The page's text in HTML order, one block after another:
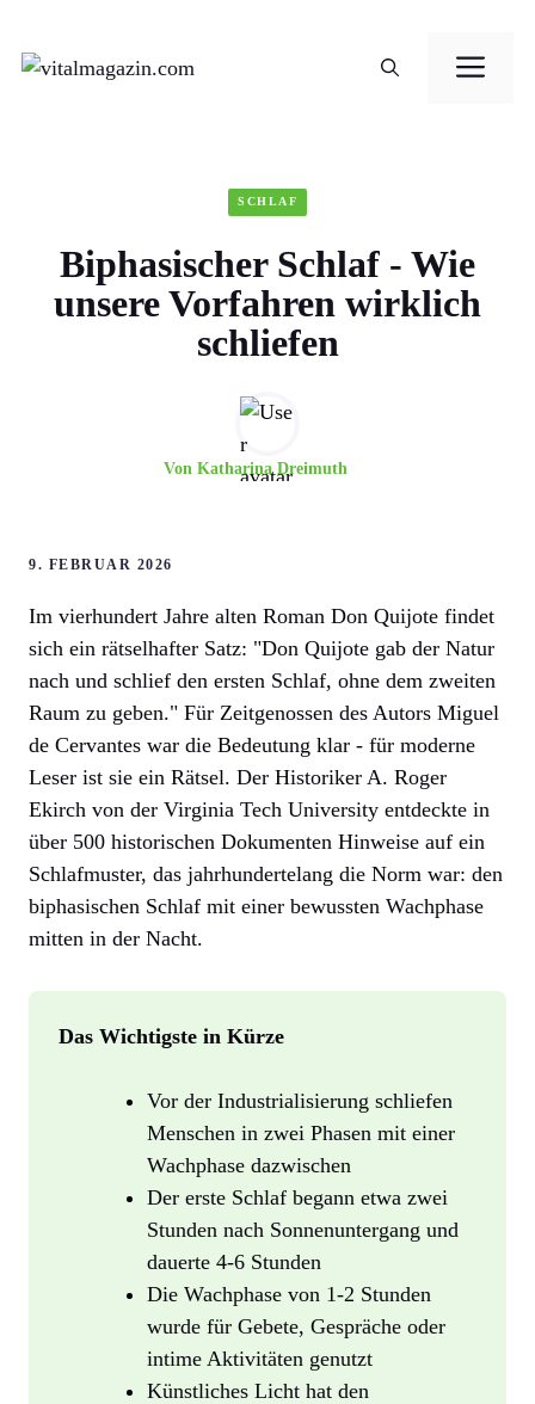
Zum
Inhalt
SCHLAF
Biphasischer Schlaf - Wie
unsere Vorfahren wirklich
schliefen
Von Katharina Dreimuth
9. FEBRUAR 2026
Im vierhundert Jahre alten Roman Don Quijote findet
sich ein rätselhafter Satz: "Don Quijote gab der Natur
nach und schlief den ersten Schlaf, ohne dem zweiten
Raum zu geben." Für Zeitgenossen des Autors Miguel
de Cervantes war die Bedeutung klar - für moderne
Leser ist sie ein Rätsel. Der Historiker A. Roger
Ekirch von der Virginia Tech University entdeckte in
über 500 historischen Dokumenten Hinweise auf ein
Schlafmuster, das jahrhundertelang die Norm war: den
biphasischen Schlaf mit einer bewussten Wachphase
mitten in der Nacht.
Das Wichtigste in Kürze
Vor der Industrialisierung schliefen
Menschen in zwei Phasen mit einer
Wachphase dazwischen
Der erste Schlaf begann etwa zwei
Stunden nach Sonnenuntergang und
dauerte 4-6 Stunden
Die Wachphase von 1-2 Stunden
wurde für Gebete, Gespräche oder
intime Aktivitäten genutzt
Künstliches Licht hat den